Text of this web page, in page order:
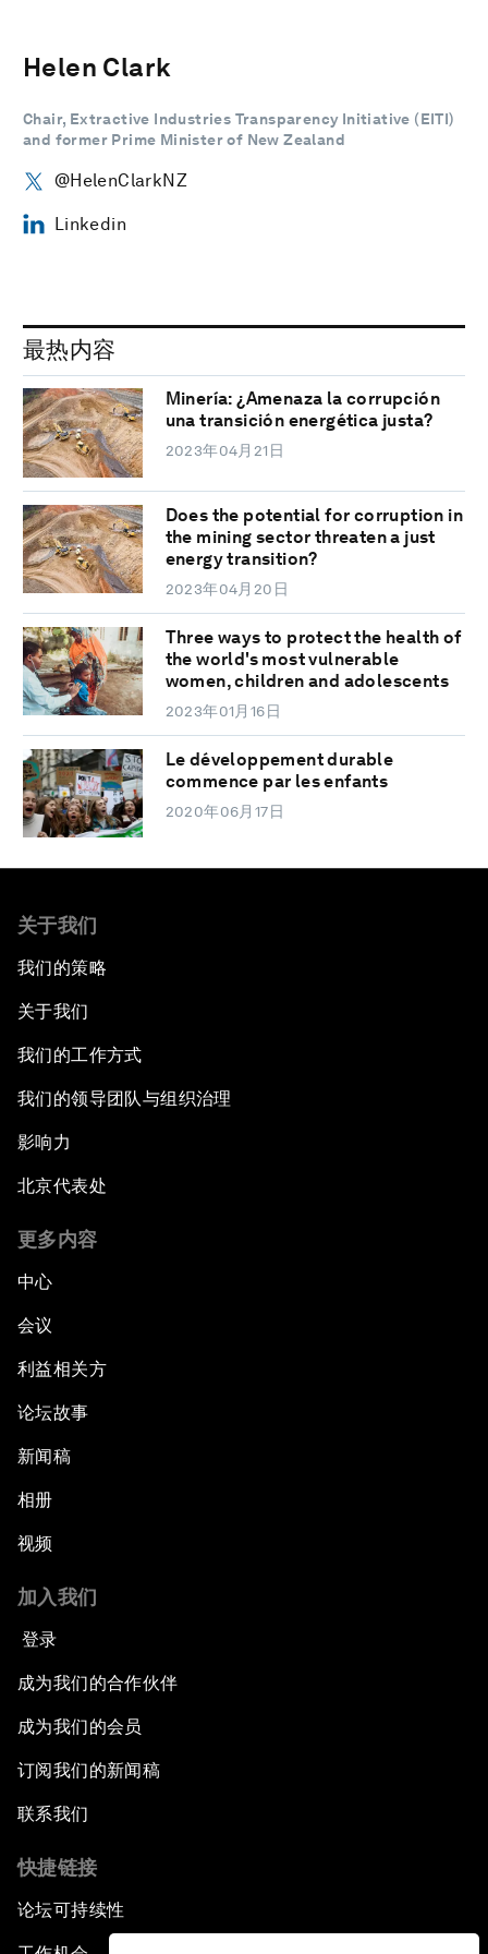
Helen Clark
Chair, Extractive Industries Transparency Initiative (EITI)
and former Prime Minister of New Zealand
@HelenClarkNZ
Linkedin
最热内容
Minería: ¿Amenaza la corrupción
una transición energética justa?
2023年04月21日
Does the potential for corruption in
the mining sector threaten a just
energy transition?
2023年04月20日
Three ways to protect the health of
the world's most vulnerable
women, children and adolescents
2023年01月16日
Le développement durable
commence par les enfants
2020年06月17日
关于我们
我们的策略
关于我们
我们的工作方式
我们的领导团队与组织治理
影响力
北京代表处
更多内容
中心
会议
利益相关方
论坛故事
新闻稿
相册
视频
加入我们
登录
成为我们的合作伙伴
成为我们的会员
订阅我们的新闻稿
联系我们
快捷链接
论坛可持续性